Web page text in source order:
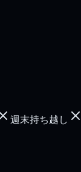
週末持ち越し